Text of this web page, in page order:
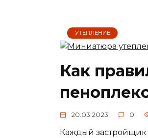
УТЕПЛЕНИЕ
Как
20.03.2023 0
Каждый застройщик